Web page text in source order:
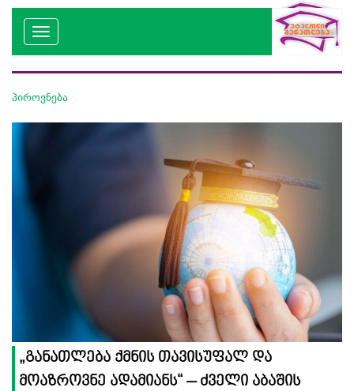
პიროვნება
„განათლება ქმნის თავისუფალ და
მოაზროვნე ადამიანს“ – ძველი აბაშის